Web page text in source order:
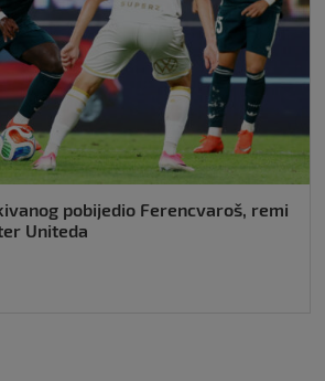
pobijedio Ferencvaroš, remi
Uniteda